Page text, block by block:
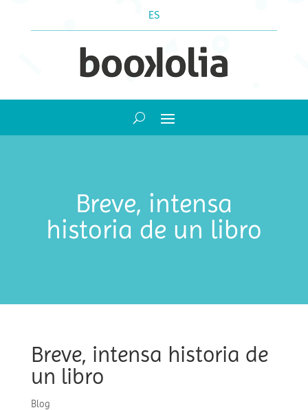
ES
Breve, intensa
historia de un libro
Breve, intensa historia de
un libro
Blog